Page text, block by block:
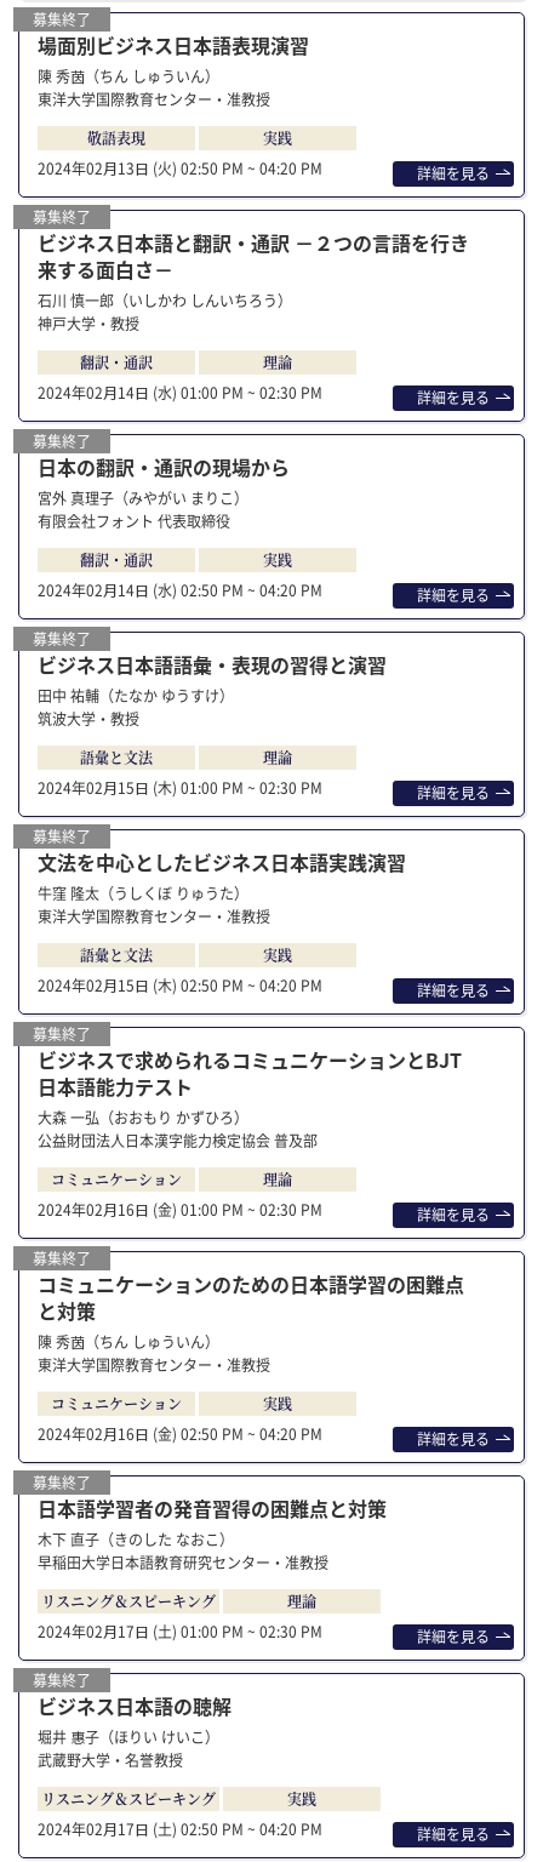
募集終了
2024年02⽉13⽇ (火) 02:50 PM ~ 04:20 PM
敬語表現 実践
陳 秀茵（ちん しゅういん）
東洋大学国際教育センター・准教授
場面別ビジネス日本語表現演習
詳細を⾒る
募集終了
2024年02⽉14⽇ (水) 01:00 PM ~ 02:30 PM
翻訳・通訳 理論
石川 慎一郎（いしかわ しんいちろう）
神戸大学・教授
ビジネス日本語と翻訳・通訳 －２つの言語を行き
来する面白さ－
詳細を⾒る
募集終了
2024年02⽉14⽇ (水) 02:50 PM ~ 04:20 PM
翻訳・通訳 実践
宮外 真理子（みやがい まりこ）
有限会社フォント 代表取締役
日本の翻訳・通訳の現場から
詳細を⾒る
募集終了
2024年02⽉15⽇ (木) 01:00 PM ~ 02:30 PM
語彙と文法 理論
田中 祐輔（たなか ゆうすけ）
筑波大学・教授
ビジネス日本語語彙・表現の習得と演習
詳細を⾒る
募集終了
2024年02⽉15⽇ (木) 02:50 PM ~ 04:20 PM
語彙と文法 実践
牛窪 隆太（うしくぼ りゅうた）
東洋大学国際教育センター・准教授
文法を中心としたビジネス日本語実践演習
詳細を⾒る
募集終了
2024年02⽉16⽇ (金) 01:00 PM ~ 02:30 PM
コミュニケーション 理論
大森 一弘（おおもり かずひろ）
公益財団法人日本漢字能力検定協会 普及部
ビジネスで求められるコミュニケーションとBJT
日本語能力テスト
詳細を⾒る
募集終了
2024年02⽉16⽇ (金) 02:50 PM ~ 04:20 PM
コミュニケーション 実践
陳 秀茵（ちん しゅういん）
東洋大学国際教育センター・准教授
コミュニケーションのための日本語学習の困難点
と対策
詳細を⾒る
募集終了
2024年02⽉17⽇ (土) 01:00 PM ~ 02:30 PM
リスニング＆スピーキング 理論
木下 直子（きのした なおこ）
早稲田大学日本語教育研究センター・准教授
日本語学習者の発音習得の困難点と対策
詳細を⾒る
募集終了
2024年02⽉17⽇ (土) 02:50 PM ~ 04:20 PM
リスニング＆スピーキング 実践
堀井 惠子（ほりい けいこ）
武蔵野大学・名誉教授
ビジネス日本語の聴解
詳細を⾒る